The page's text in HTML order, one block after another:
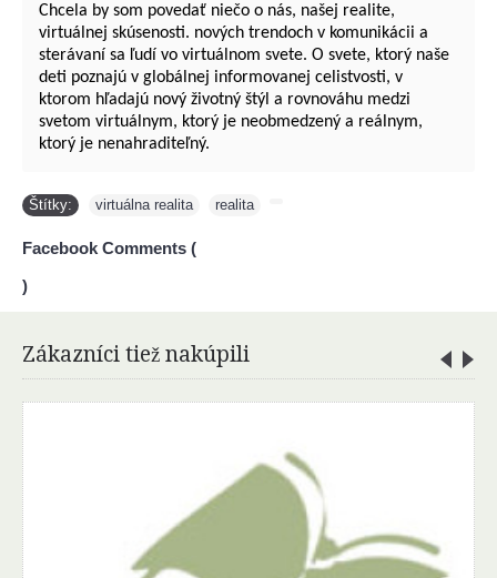
Chcela by som povedať niečo o nás, našej realite,
virtuálnej skúsenosti. nových trendoch v komunikácii a
sterávaní sa ľudí vo virtuálnom svete. O svete, ktorý naše
deti poznajú v globálnej informovanej celistvosti, v
ktorom hľadajú nový životný štýl a rovnováhu medzi
svetom virtuálnym, ktorý je neobmedzený a reálnym,
ktorý je nenahraditeľný.
Štítky: virtuálna realita realita
Facebook Comments (
)
Zákazníci tiež nakúpili